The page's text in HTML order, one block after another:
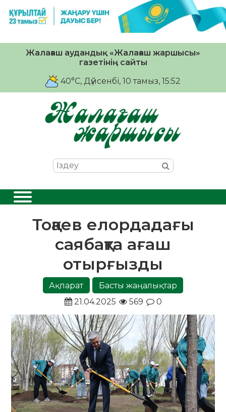
Жалағаш аудандық «Жалағаш жаршысы»
газетінің сайты
40°C, Дүйсенбі, 10 тамыз, 15:52
Тоқаев елордадағы
саябақта ағаш
отырғызды
Ақпарат
Басты жаңалықтар
21.04.2025
569 0